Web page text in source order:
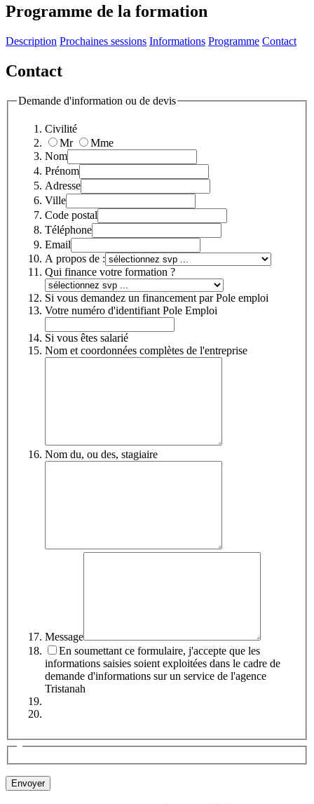
Programme de la formation
Description Prochaines sessions Informations Programme Contact
Contact
Demande d'information ou de devis
Civilité
Mr
Mme
Nom
Prénom
Adresse
Ville
Code postal
Téléphone
Email
A propos de :
Qui finance votre formation ?
Si vous demandez un financement par Pole emploi
Votre numéro d'identifiant Pole Emploi
Si vous êtes salarié
Nom et coordonnées complètes de l'entreprise
Nom du, ou des, stagiaire
Message
En soumettant ce formulaire, j'accepte que les
informations saisies soient exploitées dans le cadre de
demande d'informations sur un service de l'agence
Tristanah